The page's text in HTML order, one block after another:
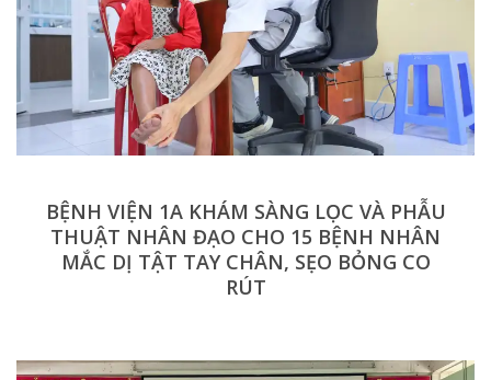
BỆNH VIỆN 1A KHÁM SÀNG LỌC VÀ PHẪU
THUẬT NHÂN ĐẠO CHO 15 BỆNH NHÂN
MẮC DỊ TẬT TAY CHÂN, SẸO BỎNG CO
RÚT